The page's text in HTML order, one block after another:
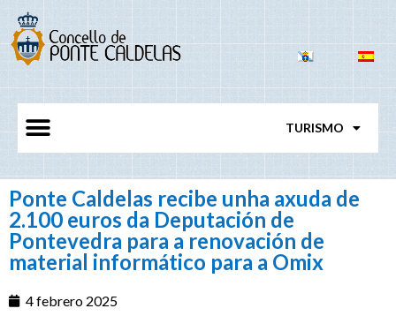
TURISMO
Ponte Caldelas recibe unha axuda de
2.100 euros da Deputación de
Pontevedra para a renovación de
material informático para a Omix
4 febrero 2025